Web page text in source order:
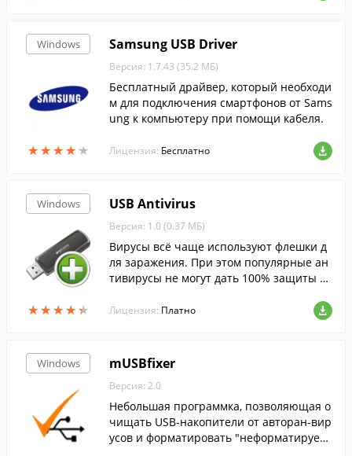
Windows
★★★★★
★★★★★
Samsung USB Driver
Версия: 1.7.43 (35.2 МБ)
Бесплатный драйвер, который необходи
м для подключения смартфонов от Sams
ung к компьютеру при помощи кабеля.
Лицензия: Бесплатно
Windows
★★★★★
★★★★★
USB Antivirus
Версия: 1.0 (0.37 МБ)
Вирусы всё чаще используют флешки д
ля заражения. При этом популярные ан
тивирусы не могут дать 100% защиты от
раммой вы навсегда обезопасите себя о
т угроз, связанных с зараженными флеш
Лицензия: Платно
Windows mUSBfixer
Версия: 2.0
Небольшая программка, позволяющая о
чищать USB-накопители от авторан-вир
усов и форматировать "неформатируем